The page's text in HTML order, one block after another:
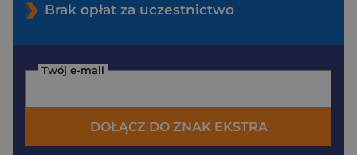
Brak opłat za uczestnictwo
Twój e-mail
DOŁĄCZ DO ZNAK EKSTRA